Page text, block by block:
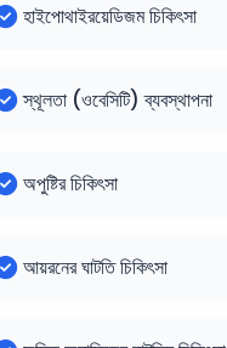
হাইপোথাইরয়েডিজম চিকিৎসা
স্থূলতা (ওবেসিটি) ব্যবস্থাপনা
অপুষ্টির চিকিৎসা
আয়রনের ঘাটতি চিকিৎসা